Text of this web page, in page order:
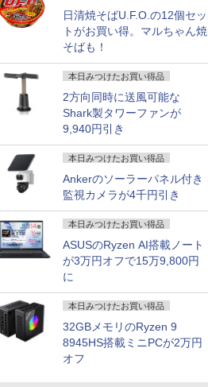
日清焼そばU.F.O.の12個セッ
トがお買い得。マルちゃん焼
そばも！
本日みつけたお買い得品
2方向同時に送風可能な
Shark製タワーファンが
9,940円引き
本日みつけたお買い得品
Ankerのソーラーパネル付き
監視カメラが4千円引き
本日みつけたお買い得品
ASUSのRyzen AI搭載ノート
が3万円オフで15万9,800円
に
本日みつけたお買い得品
32GBメモリのRyzen 9
8945HS搭載ミニPCが2万円
オフ